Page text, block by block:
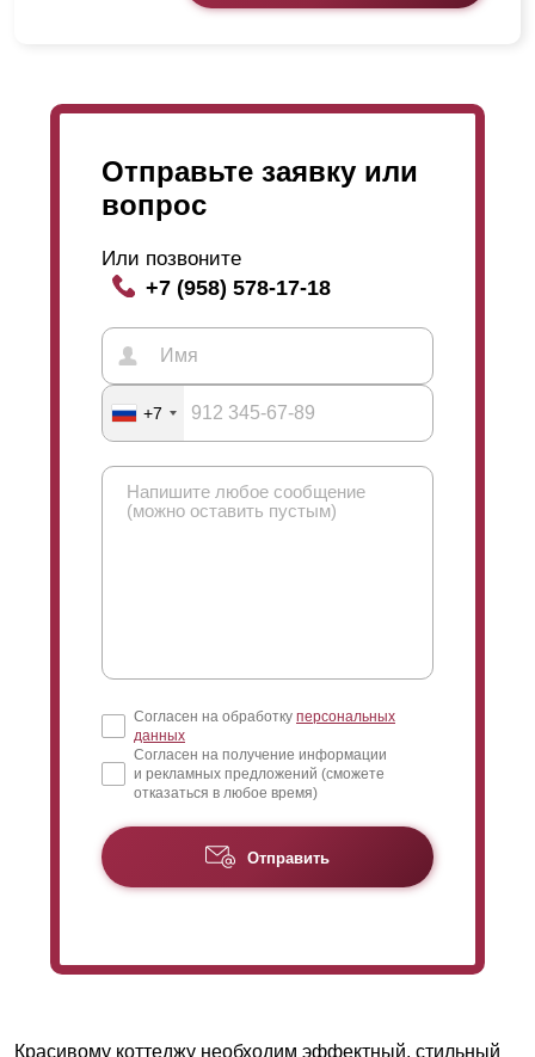
Отправьте заявку или
вопрос
Или позвоните
+7 (958) 578-17-18
+7
Согласен на обработку персональных
данных
Согласен на получение информации
и рекламных предложений (сможете
отказаться в любое время)
Отправить
Красивому коттеджу необходим эффектный, стильный